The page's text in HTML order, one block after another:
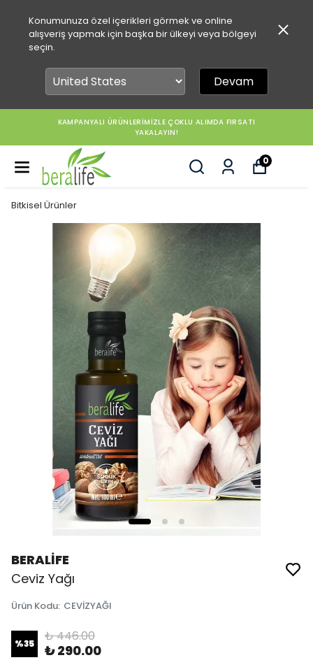
Konumunuza özel içerikleri görmek ve online
alışveriş yapmak için başka bir ülkeyi veya bölgeyi
seçin.
Devam
KAMPANYALI ÜRÜNLERİMİZLE ÇOKLU ALIMDA FIRSATI
YAKALAYIN!
0
Bitkisel Ürünler
BERALİFE
Ceviz Yağı
Ürün Kodu: CEVİZYAĞI
%35 ₺ 446.00
₺ 290.00